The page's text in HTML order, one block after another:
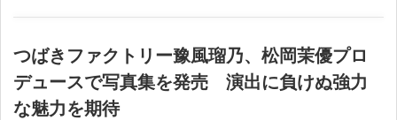
つばきファクトリー豫風瑠乃、松岡茉優プロ
デュースで写真集を発売 演出に負けぬ強力
な魅力を期待